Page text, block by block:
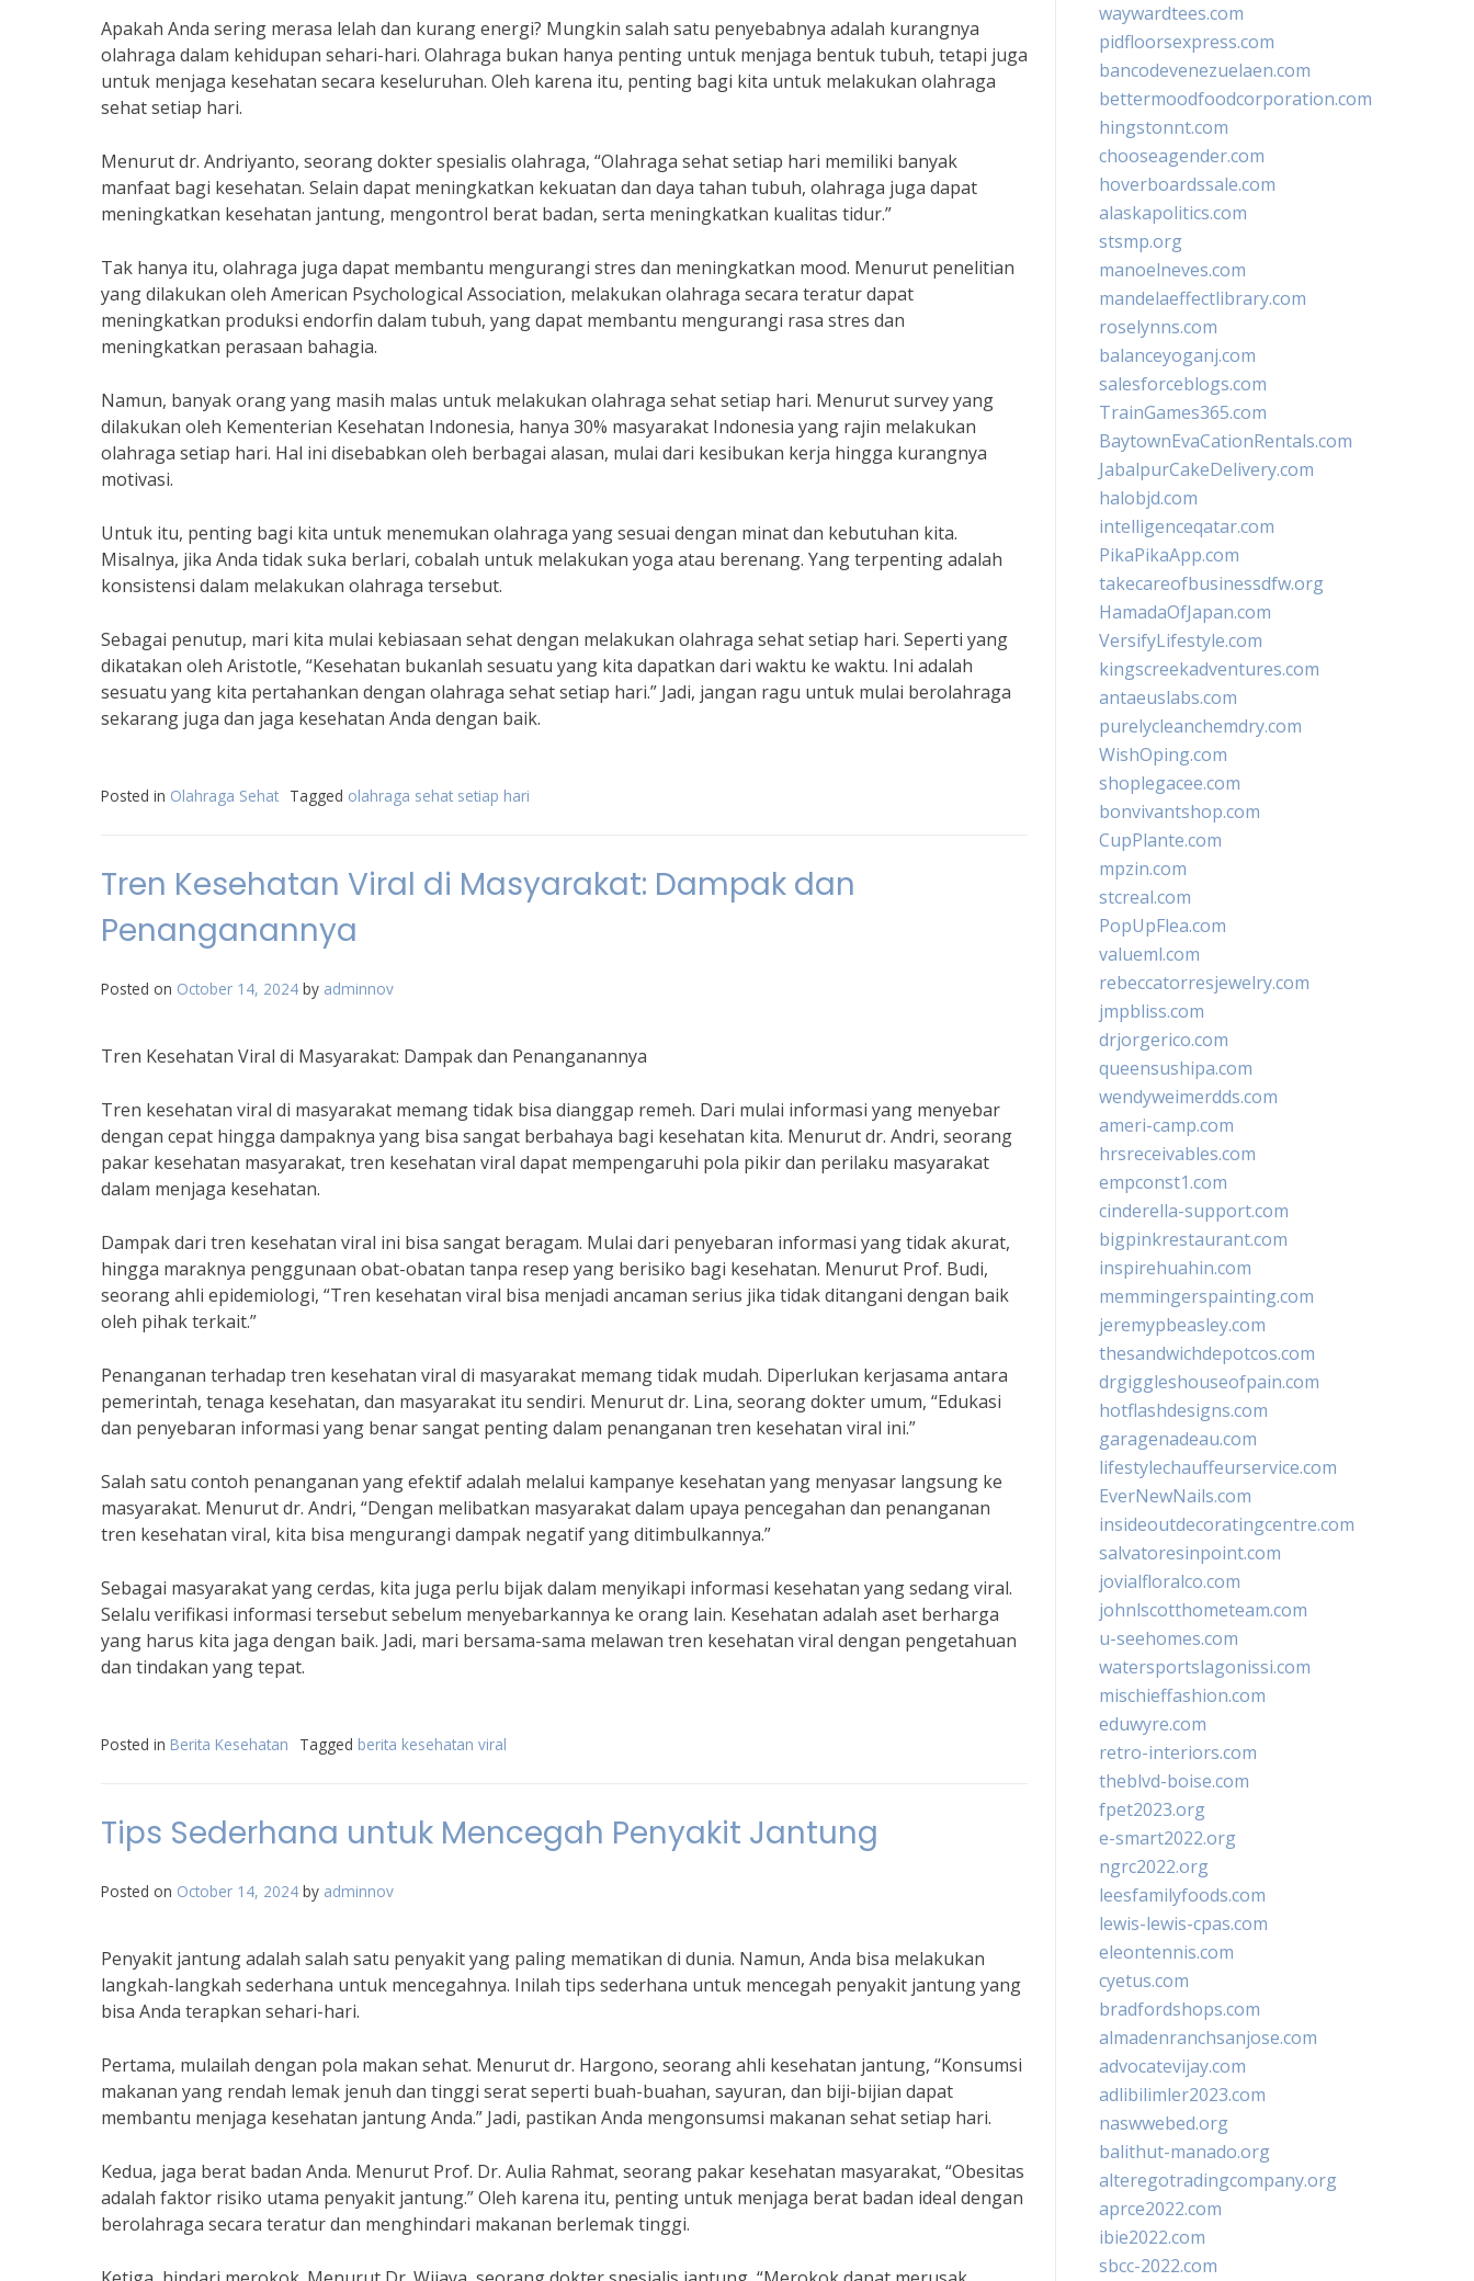
Apakah Anda sering merasa lelah dan kurang energi? Mungkin salah satu penyebabnya adalah kurangnya
olahraga dalam kehidupan sehari-hari. Olahraga bukan hanya penting untuk menjaga bentuk tubuh, tetapi juga
untuk menjaga kesehatan secara keseluruhan. Oleh karena itu, penting bagi kita untuk melakukan olahraga
sehat setiap hari.
Menurut dr. Andriyanto, seorang dokter spesialis olahraga, “Olahraga sehat setiap hari memiliki banyak
manfaat bagi kesehatan. Selain dapat meningkatkan kekuatan dan daya tahan tubuh, olahraga juga dapat
meningkatkan kesehatan jantung, mengontrol berat badan, serta meningkatkan kualitas tidur.”
Tak hanya itu, olahraga juga dapat membantu mengurangi stres dan meningkatkan mood. Menurut penelitian
yang dilakukan oleh American Psychological Association, melakukan olahraga secara teratur dapat
meningkatkan produksi endorfin dalam tubuh, yang dapat membantu mengurangi rasa stres dan
meningkatkan perasaan bahagia.
Namun, banyak orang yang masih malas untuk melakukan olahraga sehat setiap hari. Menurut survey yang
dilakukan oleh Kementerian Kesehatan Indonesia, hanya 30% masyarakat Indonesia yang rajin melakukan
olahraga setiap hari. Hal ini disebabkan oleh berbagai alasan, mulai dari kesibukan kerja hingga kurangnya
motivasi.
Untuk itu, penting bagi kita untuk menemukan olahraga yang sesuai dengan minat dan kebutuhan kita.
Misalnya, jika Anda tidak suka berlari, cobalah untuk melakukan yoga atau berenang. Yang terpenting adalah
konsistensi dalam melakukan olahraga tersebut.
Sebagai penutup, mari kita mulai kebiasaan sehat dengan melakukan olahraga sehat setiap hari. Seperti yang
dikatakan oleh Aristotle, “Kesehatan bukanlah sesuatu yang kita dapatkan dari waktu ke waktu. Ini adalah
sesuatu yang kita pertahankan dengan olahraga sehat setiap hari.” Jadi, jangan ragu untuk mulai berolahraga
sekarang juga dan jaga kesehatan Anda dengan baik.
Posted in Olahraga Sehat Tagged olahraga sehat setiap hari
Tren Kesehatan Viral di Masyarakat: Dampak dan
Penanganannya
Posted on October 14, 2024 by adminnov
Tren Kesehatan Viral di Masyarakat: Dampak dan Penanganannya
Tren kesehatan viral di masyarakat memang tidak bisa dianggap remeh. Dari mulai informasi yang menyebar
dengan cepat hingga dampaknya yang bisa sangat berbahaya bagi kesehatan kita. Menurut dr. Andri, seorang
pakar kesehatan masyarakat, tren kesehatan viral dapat mempengaruhi pola pikir dan perilaku masyarakat
dalam menjaga kesehatan.
Dampak dari tren kesehatan viral ini bisa sangat beragam. Mulai dari penyebaran informasi yang tidak akurat,
hingga maraknya penggunaan obat-obatan tanpa resep yang berisiko bagi kesehatan. Menurut Prof. Budi,
seorang ahli epidemiologi, “Tren kesehatan viral bisa menjadi ancaman serius jika tidak ditangani dengan baik
oleh pihak terkait.”
Penanganan terhadap tren kesehatan viral di masyarakat memang tidak mudah. Diperlukan kerjasama antara
pemerintah, tenaga kesehatan, dan masyarakat itu sendiri. Menurut dr. Lina, seorang dokter umum, “Edukasi
dan penyebaran informasi yang benar sangat penting dalam penanganan tren kesehatan viral ini.”
Salah satu contoh penanganan yang efektif adalah melalui kampanye kesehatan yang menyasar langsung ke
masyarakat. Menurut dr. Andri, “Dengan melibatkan masyarakat dalam upaya pencegahan dan penanganan
tren kesehatan viral, kita bisa mengurangi dampak negatif yang ditimbulkannya.”
Sebagai masyarakat yang cerdas, kita juga perlu bijak dalam menyikapi informasi kesehatan yang sedang viral.
Selalu verifikasi informasi tersebut sebelum menyebarkannya ke orang lain. Kesehatan adalah aset berharga
yang harus kita jaga dengan baik. Jadi, mari bersama-sama melawan tren kesehatan viral dengan pengetahuan
dan tindakan yang tepat.
Posted in Berita Kesehatan Tagged berita kesehatan viral
Tips Sederhana untuk Mencegah Penyakit Jantung
Posted on October 14, 2024 by adminnov
Penyakit jantung adalah salah satu penyakit yang paling mematikan di dunia. Namun, Anda bisa melakukan
langkah-langkah sederhana untuk mencegahnya. Inilah tips sederhana untuk mencegah penyakit jantung yang
bisa Anda terapkan sehari-hari.
Pertama, mulailah dengan pola makan sehat. Menurut dr. Hargono, seorang ahli kesehatan jantung, “Konsumsi
makanan yang rendah lemak jenuh dan tinggi serat seperti buah-buahan, sayuran, dan biji-bijian dapat
membantu menjaga kesehatan jantung Anda.” Jadi, pastikan Anda mengonsumsi makanan sehat setiap hari.
Kedua, jaga berat badan Anda. Menurut Prof. Dr. Aulia Rahmat, seorang pakar kesehatan masyarakat, “Obesitas
adalah faktor risiko utama penyakit jantung.” Oleh karena itu, penting untuk menjaga berat badan ideal dengan
berolahraga secara teratur dan menghindari makanan berlemak tinggi.
waywardtees.com
pidfloorsexpress.com
bancodevenezuelaen.com
bettermoodfoodcorporation.com
hingstonnt.com
chooseagender.com
hoverboardssale.com
alaskapolitics.com
stsmp.org
manoelneves.com
mandelaeffectlibrary.com
roselynns.com
balanceyoganj.com
salesforceblogs.com
TrainGames365.com
BaytownEvaCationRentals.com
JabalpurCakeDelivery.com
halobjd.com
intelligenceqatar.com
PikaPikaApp.com
takecareofbusinessdfw.org
HamadaOfJapan.com
VersifyLifestyle.com
kingscreekadventures.com
antaeuslabs.com
purelycleanchemdry.com
WishOping.com
shoplegacee.com
bonvivantshop.com
CupPlante.com
mpzin.com
stcreal.com
PopUpFlea.com
valueml.com
rebeccatorresjewelry.com
jmpbliss.com
drjorgerico.com
queensushipa.com
wendyweimerdds.com
ameri-camp.com
hrsreceivables.com
empconst1.com
cinderella-support.com
bigpinkrestaurant.com
inspirehuahin.com
memmingerspainting.com
jeremypbeasley.com
thesandwichdepotcos.com
drgiggleshouseofpain.com
hotflashdesigns.com
garagenadeau.com
lifestylechauffeurservice.com
EverNewNails.com
insideoutdecoratingcentre.com
salvatoresinpoint.com
jovialfloralco.com
johnlscotthometeam.com
u-seehomes.com
watersportslagonissi.com
mischieffashion.com
eduwyre.com
retro-interiors.com
theblvd-boise.com
fpet2023.org
e-smart2022.org
ngrc2022.org
leesfamilyfoods.com
lewis-lewis-cpas.com
eleontennis.com
cyetus.com
bradfordshops.com
almadenranchsanjose.com
advocatevijay.com
adlibilimler2023.com
naswwebed.org
balithut-manado.org
alteregotradingcompany.org
aprce2022.com
ibie2022.com
sbcc-2022.com